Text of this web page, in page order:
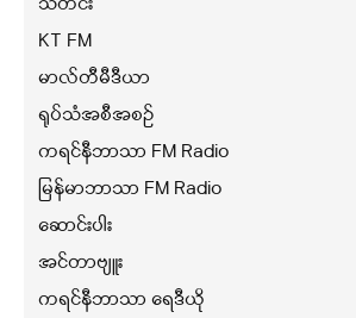
KT FM
မာလ်တီမီဒီယာ
ရုပ်သံအစီအစဉ်
ကရင်နီဘာသာ FM Radio
မြန်မာဘာသာ FM Radio
ဆောင်းပါး
အင်တာဗျူး
ကရင်နီဘာသာ ရေဒီယို